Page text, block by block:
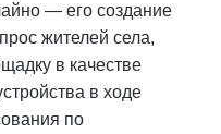
— его создание
жителей села,
в качестве
в ходе
по